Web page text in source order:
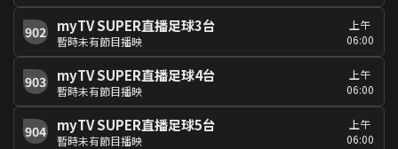
902 myTV SUPER直播足球3台
暫時未有節目播映
上午
06:00
903 myTV SUPER直播足球4台
暫時未有節目播映
上午
06:00
904 myTV SUPER直播足球5台
暫時未有節目播映
上午
06:00